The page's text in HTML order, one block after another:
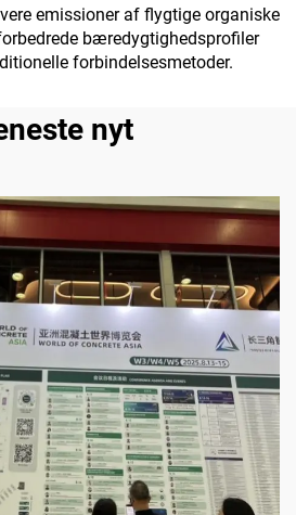
emissioner af flygtige organiske
bæredygtighedsprofiler
forbindelsesmetoder.
nyt